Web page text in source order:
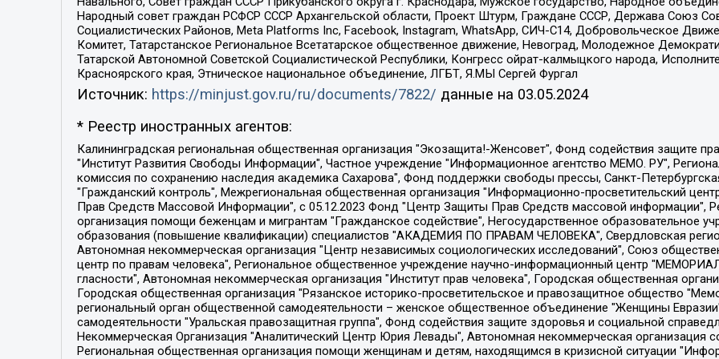
Народный совет граждан РСФСР СССР Архангельской области, Проект Штурм, Граждане СССР, Держава Союз
Социалистических Районов, Meta Platforms Inc, Facebook, Instagram, WhatsApp, СИЧ-С14, Добровольческое
Комитет, Татарстанское Региональное Всетатарское общественное движение, Невоград, Молодежное
Татарской Автономной Советской Социалистической Республики, Конгресс ойрат-калмыцкого народа,
Красноярского края, Этническое национальное объединение, ЛГБТ, Я.МЫ Сергей Фургал
Источник: https://minjust.gov.ru/ru/documents/7822/ данные на 03.05.2024
* Реестр иностранных агентов:
Калининградская региональная общественная организация "Экозащита!-Женсовет", Фонд содействия защите прав и свобод граждан "Общественный вердикт", Фонд "Институт Развития Свободы Информации", Частное учреждение "Информационное агентство МЕМО. РУ", Региональная общественная организация "Общественная комиссия по сохранению наследия академика Сахарова", Фонд поддержки свободы прессы, Санкт-Петербургская общественная правозащитная организация "Гражданский контроль", Межрегиональная общественная организация "Информационно-просветительский центр "Мемориал", Региональный Фонд "Центр Защиты Прав Средств Массовой Информации", с 05.12.2023 Фонд "Центр Защиты Прав Средств массовой информации", Региональная общественная благотворительная организация помощи беженцам и мигрантам "Гражданское содействие", Негосударственное образовательное учреждение дополнительного профессионального образования (повышение квалификации) специалистов "АКАДЕМИЯ ПО ПРАВАМ ЧЕЛОВЕКА", Свердловская региональная общественная организация "Сутяжник", Автономная некоммерческая организация "Центр независимых социологических исследований", Союз общественных объединений "Российский исследовательский центр по правам человека", Региональное общественное учреждение научно-информационный центр "МЕМОРИАЛ", Некоммерческая организация "Фонд защиты гласности", Автономная некоммерческая организация "Институт прав человека", Городская общественная организация "Екатеринбургское общество "МЕМОРИАЛ", Городская общественная организация "Рязанское историко-просветительское и правозащитное общество "Мемориал" (Рязанский Мемориал), Челябинский региональный орган общественной самодеятельности – женское общественное объединение "Женщины Евразии", Челябинский региональный орган общественной самодеятельности "Уральская правозащитная группа", Фонд содействия защите здоровья и социальной справедливости имени Андрея Рылькова, Автономная Некоммерческая Организация "Аналитический Центр Юрия Левады", Автономная некоммерческая организация социальной поддержки населения "Проект Апрель", Региональная общественная организация помощи женщинам и детям, находящимся в кризисной ситуации "Информационно-методический центр "Анна", Фонд содействия развитию массовых коммуникаций и правовому просвещению "Так-так-Так", Фонд содействия устойчивому развитию "Серебряная тайга", Свердловский региональный общественный фонд социальных проектов "Новое время", "Idel.Реалии", Кавказ.Реалии, Крым.Реалии, Телеканал Настоящее Время, Татаро-башкирская служба Радио Свобода (Azatliq Radiosi), Радио Свободная Европа/Радио Свобода (PCE/PC), "Сибирь.Реалии", "Фактограф", Благотворительный фонд помощи осужденным и их семьям, Автономная некоммерческая организация "Институт глобализации и социальных движений", Фонд "В защиту прав заключенных", Частное учреждение "Центр поддержки и содействия развитию средств массовой информации", Пензенский региональный общественный благотворительный фонд "Гражданский союз", "Север.Реалии", Некоммерческая организация Фонд "Правовая инициатива", Общество с ограниченной ответственностью "Радио Свободная Европа/Радио Свобода", Чешское информационное агентство "MEDIUM-ORIENT", Красноярская региональная общественная организация "Мы против СПИДа", Камалягин Денис Николаевич, Маркелов Сергей Евгеньевич, Пономарев Лев Александрович, Савицкая Людмила Алексеевна, Автономная некоммерческая организация "Центр по работе с проблемой насилия "НАСИЛИЮ.НЕТ", Межрегиональный профессиональный союз работников здравоохранения "Альянс врачей", Юридическое лицо, зарегистрированное в Латвийской Республике, SIA "Medusa Project" (регистрационный номер 40103797863, дата регистрации 10.06.2014), Некоммерческая организация "Фонд по борьбе с коррупцией", Автономная некоммерческая организация "Институт права и публичной политики", Баданин Роман Сергеевич, Гликин Максим Александрович, Железнова Мария Михайловна, Лукьянова Юлия Сергеевна, Маетная Елизавета Витальевна, Маняхин Петр Борисович, Чуракова Ольга Владимировна, Ярош Юлия Петровна, Юридическое лицо "The Insider SIA", зарегистрированное в Риге, Латвийская Республика (дата регистрации 26.06.2015), являющееся администратором доменного имени интернет-издания "The Insider SIA", https://theins.ru, Постернак Алексей Евгеньевич, Рубин Михаил Аркадьевич, Анин Роман Александрович, Юридическое лицо Istories fonds, зарегистрированное в Латвийской Республике (регистрационный номер 50008295751, дата регистрации 24.02.2020), Великовский Дмитрий Александрович, Долинина Ирина Николаевна, Мароховская Алеся Алексеевна, Шлейнов Роман Юрьевич, Шмагун Олеся Валентиновна, Общество с ограниченной ответственностью "Альтаир 2021", Общество с ограниченной ответственностью "Вега 2021", Общество с ограниченной ответственностью "Главный редактор 2021", Общество с ограниченной ответственностью "Ромашки монолит", Важенков Артем Валерьевич, Ивановская областная общественная организация "Центр гендерных исследований", Гурман Юрий Альбертович, Медиапроект "ОВД-Инфо", Егоров Владимир Владимирович, Жилинский Владимир Александрович, Общество с ограниченной ответственностью "ЗП", Иванова София Юрьевна, Карезина Инна Павловна, Кильтау Екатерина Викторовна, Петров Алексей Викторович, Пискунов Сергей Евгеньевич, Смирнов Сергей Сергеевич, Тихонов Михаил Сергеевич, Общество с ограниченной ответственностью "ЖУРНАЛИСТ-ИНОСТРАННЫЙ АГЕНТ", Арапова Галина Юрьевна, Вольтская Татьяна Анатольевна, Американская компания "Mason G.E.S. Anonymous Foundation" (США), являющаяся владельцем интернет-издания https://mnews.world/, Компания "Stichting Bellingcat", зарегистрированная в Нидерландах (дата регистрации 11.07.2018), Захаров Андрей Вячеславович, Клепиковская Екатерина Дмитриевна, Общество с ограниченной ответственностью "МЕМО", Перл Роман Александрович, Симонов Евгений Алексеевич, Соловьева Елена Анатольевна, Сотников Даниил Владимирович, Сурначева Елизавета Дмитриевна, Автономная некоммерческая организация по защите прав человека и информированию населения "Якутия – Наше Мнение", Общество с ограниченной ответственностью "Москоу диджитал медиа", с 26.01.2023 Общество с ограниченной ответственностью "Чайка Белые сады", Ветошкина Валерия Валерьевна, Заговора Максим Александрович, Межрегиональное общественное движение "Российская ЛГБТ - сеть", Оленичев Максим Владимирович, Павлов Иван Юрьевич, Скворцова Елена Сергеевна, Общество с ограниченной ответственностью "Как бы инагент", Кочетков Игорь Викторович, Общество с ограниченной ответственностью "Честные выборы", Еланчик Олег Александрович, Общество с ограниченной ответственностью "Нобелевский призыв", Гималова Регина Эмилевна, Григорьев Андрей Валерьевич, Григорьева Алина Александровна, Ассоциация по содействию защите прав призывников, альтернативнослужащих и военнослужащих "Правозащитная группа